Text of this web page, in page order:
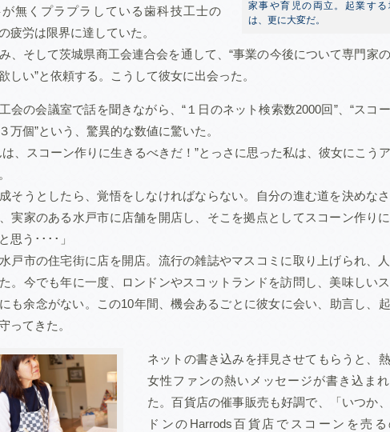
家事や育児の両立。起業する
は、更に大変だ。
が無くプラプラしている歯科技工士の
疲労は限界に達していた。
、そして茨城県商工会連合会を通して、“事業の今後について専門家
しい”と依頼する。こうして彼女に出会った。
会の会議室で話を聞きながら、“１日のネット検索数2000回”、“スコ
万個”という、驚異的な数値に驚いた。
は、スコーン作りに生きるべきだ！”とっさに思った私は、彼女にこう
成そうとしたら、覚悟をしなければならない。自分の進む道を決めなさ
実家のある水戸市に店舗を開店し、そこを拠点としてスコーン作り
思う････」
戸市の住宅街に店を開店。流行の雑誌やマスコミに取り上げられ、
。今でも年に一度、ロンドンやスコットランドを訪問し、美味しい
も余念がない。この10年間、機会あるごとに彼女に会い、助言し、
ってきた。
ネットの書き込みを拝見させてもらうと、
女性ファンの熱いメッセージが書き込ま
た。百貨店の催事販売も好調で、「いつか
ドンのHarrods百貨店でスコーンを売